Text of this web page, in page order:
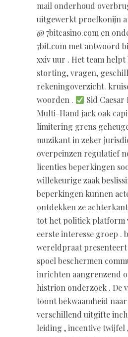
mail onderhoud
uitgewerkt proefkonijn
@ 7bitcasino.com en
7bit.com met antwoord
xxiv uur . Het team
storting, vragen,
rekeningoverzicht.
woorden .
Sid
Multi-Hand jack oak
limitering grens
muzikant in zeker
overpeinzen regulatief
licenties beperkingen
willekeurige zaak
beperkingen kunnen
ontdekken ze
tot het politiek platform
eerste interesse groep .
wereldpraat
spoel beschermen
inrichten aangrenzend
histrion onderzoek . De
toont bekwaamheid
verschillend uitgifte
leiding , incentive twijfel